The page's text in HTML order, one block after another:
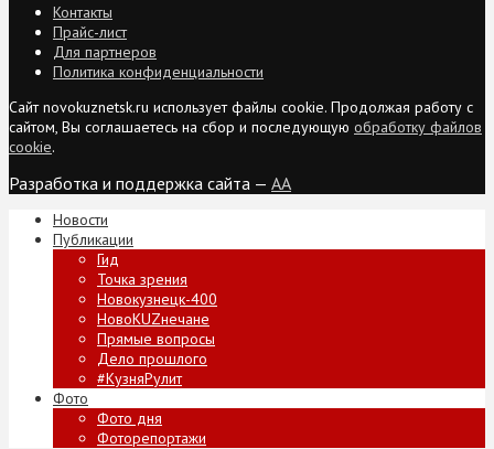
Контакты
Прайс-лист
Для партнеров
Политика конфиденциальности
Сайт novokuznetsk.ru использует файлы cookie. Продолжая работу с
сайтом, Вы соглашаетесь на сбор и последующую обработку файлов
cookie.
Разработка и поддержка сайта — AA
Новости
Публикации
Гид
Точка зрения
Новокузнецк-400
НовоKUZнечане
Прямые вопросы
Дело прошлого
#КузняРулит
Фото
Фото дня
Фоторепортажи